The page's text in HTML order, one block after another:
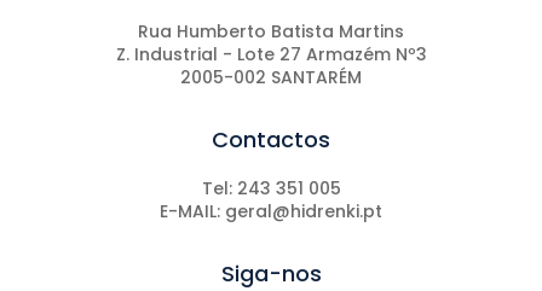
Rua Humberto Batista Martins
Z. Industrial - Lote 27 Armazém Nº3
2005-002 SANTARÉM
Contactos
Tel: 243 351 005
E-MAIL: geral@hidrenki.pt
Siga-nos